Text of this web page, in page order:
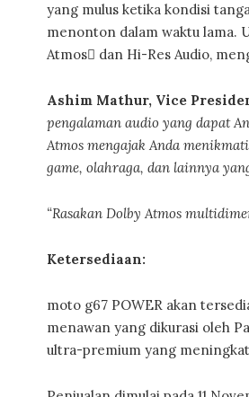
yang mulus ketika kondisi
menonton dalam waktu lama.
Atmos dan Hi-Res Audio,
Ashim Mathur, Vice
pengalaman audio yang dapat
Atmos mengajak Anda
game, olahraga, dan lainnya
“Rasakan Dolby Atmos
Ketersediaan:
moto g67 POWER akan
menawan yang dikurasi oleh
ultra-premium yang